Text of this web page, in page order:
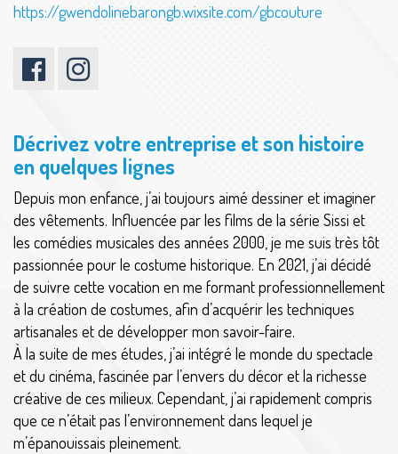
https://gwendolinebarongb.wixsite.com/gbcouture
Décrivez votre entreprise et son histoire
en quelques lignes
Depuis mon enfance, j’ai toujours aimé dessiner et imaginer
des vêtements. Influencée par les films de la série Sissi et
les comédies musicales des années 2000, je me suis très tôt
passionnée pour le costume historique. En 2021, j’ai décidé
de suivre cette vocation en me formant professionnellement
à la création de costumes, afin d’acquérir les techniques
artisanales et de développer mon savoir-faire.
À la suite de mes études, j’ai intégré le monde du spectacle
et du cinéma, fascinée par l’envers du décor et la richesse
créative de ces milieux. Cependant, j’ai rapidement compris
que ce n’était pas l’environnement dans lequel je
m’épanouissais pleinement.